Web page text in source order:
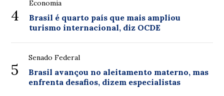
4
Economia
Brasil é quarto país que mais ampliou
turismo internacional, diz OCDE
5
Senado Federal
Brasil avançou no aleitamento materno, mas
enfrenta desafios, dizem especialistas